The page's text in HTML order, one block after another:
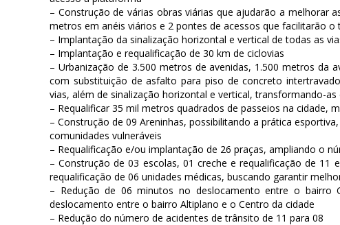
– Construção de várias obras viárias que ajudarão a melhorar
metros em anéis viários e 2 pontes de acessos que facilitarão o
– Implantação da sinalização horizontal e vertical de todas as
– Implantação e requalificação de 30 km de ciclovias
– Urbanização de 3.500 metros de avenidas, 1.500 metros da
com substituição de asfalto para piso de concreto
vias, além de sinalização horizontal e vertical, transformando-as
– Requalificar 35 mil metros quadrados de passeios na cidade,
– Construção de 09 Areninhas, possibilitando a prática
comunidades vulneráveis
– Requalificação e/ou implantação de 26 praças, ampliando o
– Construção de 03 escolas, 01 creche e requalificação de 11
requalificação de 06 unidades médicas, buscando garantir
– Redução de 06 minutos no deslocamento entre o
deslocamento entre o bairro Altiplano e o Centro da cidade
– Redução do número de acidentes de trânsito de 11 para 08